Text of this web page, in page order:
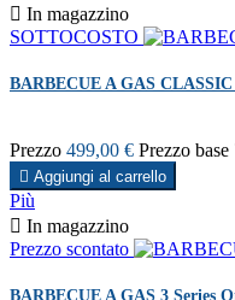
 In magazzino
SOTTOCOSTO
BARBECUE A GAS
Prezzo 499,00 € Prezzo base
 Aggiungi al carrello
Più
 In magazzino
Prezzo scontato
BARBECUE A GAS 3 Series